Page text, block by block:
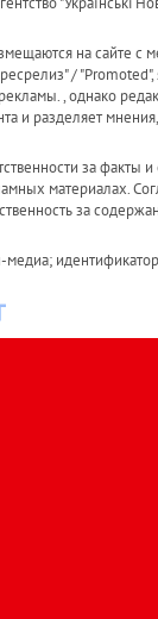
на сайте с
/
, однако
и разделяет
за факты
материалах.
за
медиа;